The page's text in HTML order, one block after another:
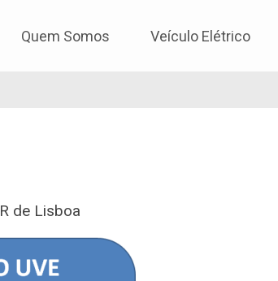
Quem Somos Veículo Elétrico
de Lisboa